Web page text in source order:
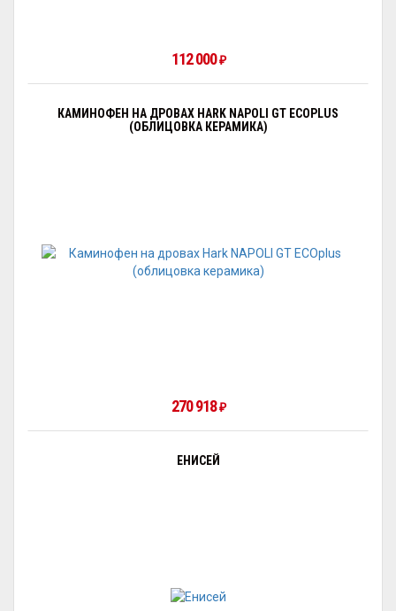
112 000₽
КАМИНОФЕН НА ДРОВАХ HARK NAPOLI GT ECOPLUS
(ОБЛИЦОВКА КЕРАМИКА)
270 918₽
ЕНИСЕЙ